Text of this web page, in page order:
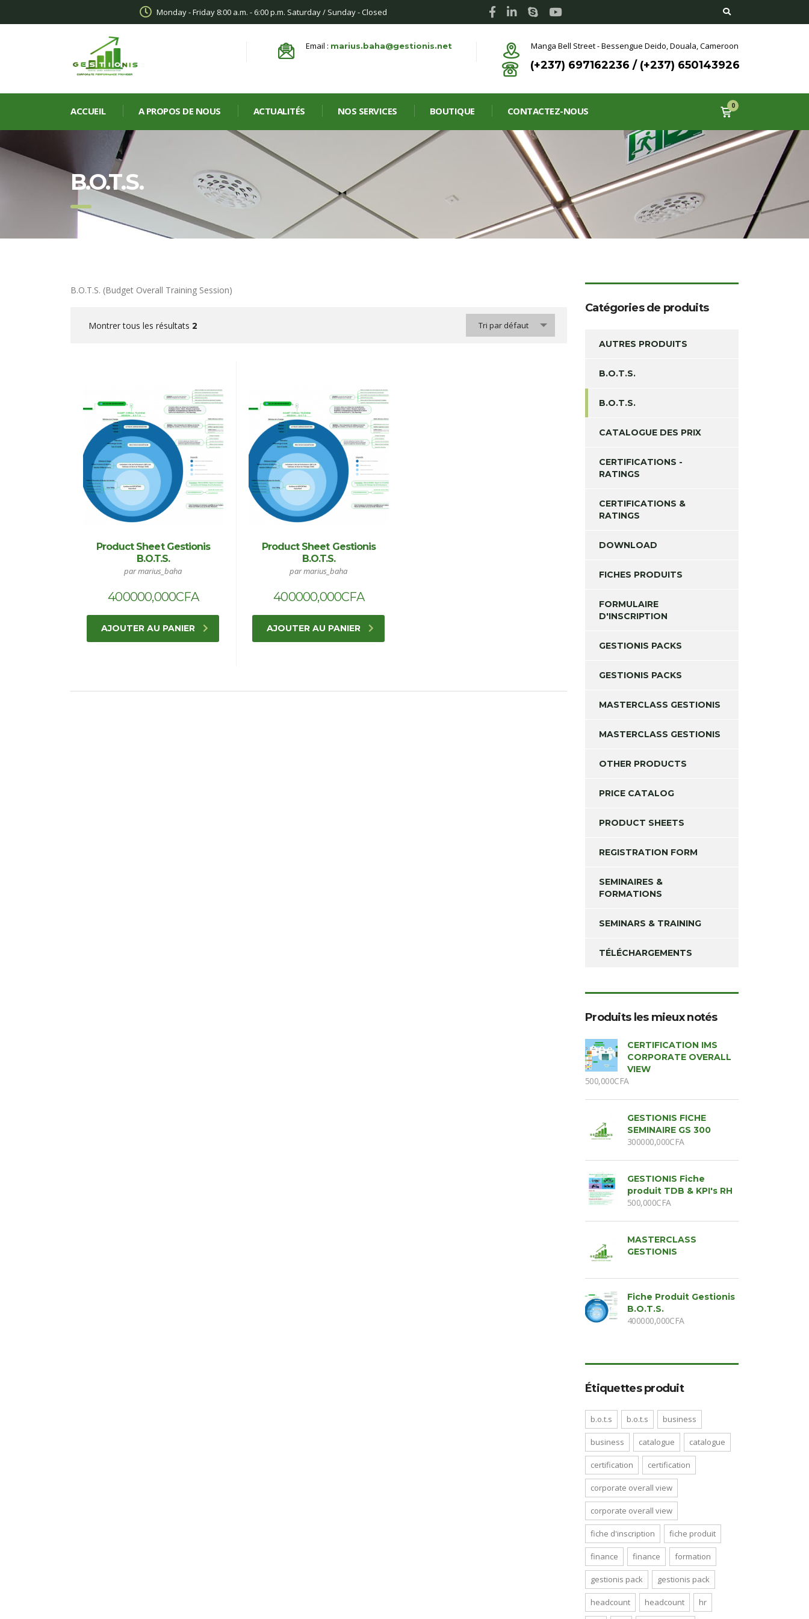
Monday - Friday 8:00 a.m. - 6:00 p.m. Saturday / Sunday - Closed
Manga Bell Street - Bessengue Deido,Douala, Cameroon
Email : marius.baha@gestionis.net
(+237) 697162236 / (+237) 650143926
ACCUEIL A PROPOS DE NOUS ACTUALITÉS NOS SERVICES BOUTIQUE CONTACTEZ-NOUS 0
B.O.T.S.
B.O.T.S. (Budget Overall Training Session)
Montrer tous les résultats 2 Tri par défaut
Product Sheet Gestionis
B.O.T.S.
par marius_baha
400000,000CFA
AJOUTER AU PANIER
Product Sheet Gestionis
B.O.T.S.
par marius_baha
400000,000CFA
AJOUTER AU PANIER
Catégories de produits
AUTRES PRODUITS
B.O.T.S.
B.O.T.S.
CATALOGUE DES PRIX
CERTIFICATIONS -
RATINGS
CERTIFICATIONS &
RATINGS
DOWNLOAD
FICHES PRODUITS
FORMULAIRE
D'INSCRIPTION
GESTIONIS PACKS
GESTIONIS PACKS
MASTERCLASS GESTIONIS
MASTERCLASS GESTIONIS
OTHER PRODUCTS
PRICE CATALOG
PRODUCT SHEETS
REGISTRATION FORM
SEMINAIRES &
FORMATIONS
SEMINARS & TRAINING
TÉLÉCHARGEMENTS
Produits les mieux notés
CERTIFICATION IMS
CORPORATE OVERALL
VIEW
500,000CFA
GESTIONIS FICHE
SEMINAIRE GS 300
300000,000CFA
GESTIONIS Fiche
produit TDB & KPI's RH
500,000CFA
MASTERCLASS
GESTIONIS
Fiche Produit Gestionis
B.O.T.S.
400000,000CFA
Étiquettes produit
b.o.t.s b.o.t.s business
business catalogue catalogue
certification certification
corporate overall view
corporate overall view
fiche d'inscription fiche produit
finance finance formation
gestionis pack gestionis pack
headcount headcount hr